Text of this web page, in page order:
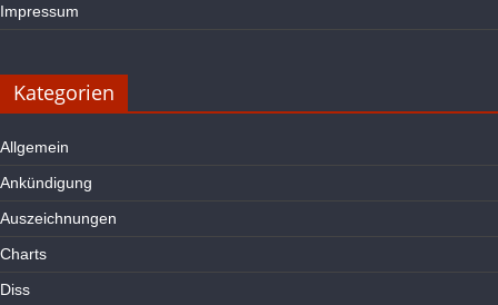
Impressum
Kategorien
Allgemein
Ankündigung
Auszeichnungen
Charts
Diss